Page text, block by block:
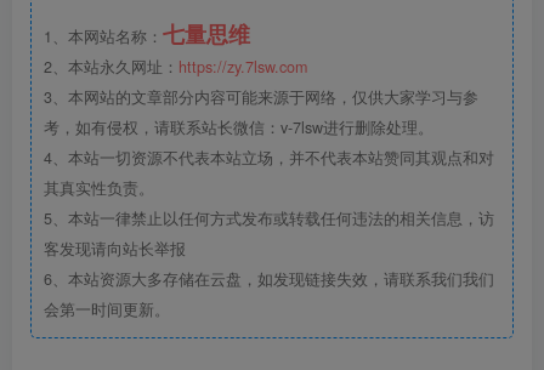
1、本网站名称： 七量思维
2、本站永久网址： https://zy.7lsw.com
3、本网站的文章部分内容可能来源于网络，仅供大家学习与参
考，如有侵权，请联系站长微信：v-7lsw进行删除处理。
4、本站一切资源不代表本站立场，并不代表本站赞同其观点和对
其真实性负责。
5、本站一律禁止以任何方式发布或转载任何违法的相关信息，访
客发现请向站长举报
6、本站资源大多存储在云盘，如发现链接失效，请联系我们我们
会第一时间更新。